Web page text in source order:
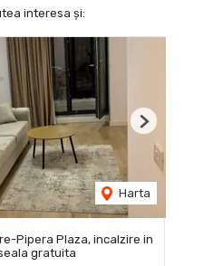
interesa și:
Harta
Next
Pipera Plaza, incalzire in
gratuita